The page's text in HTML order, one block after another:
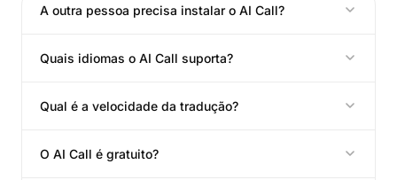
A outra pessoa precisa instalar o AI Call?
Quais idiomas o AI Call suporta?
Qual é a velocidade da tradução?
O AI Call é gratuito?